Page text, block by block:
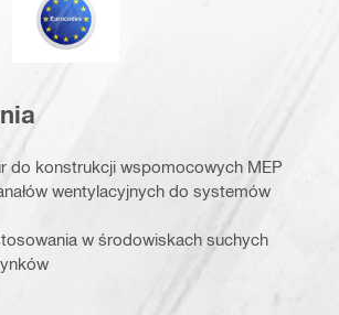
do konstrukcji wspomocowych MEP
wentylacyjnych do systemów
w środowiskach suchych